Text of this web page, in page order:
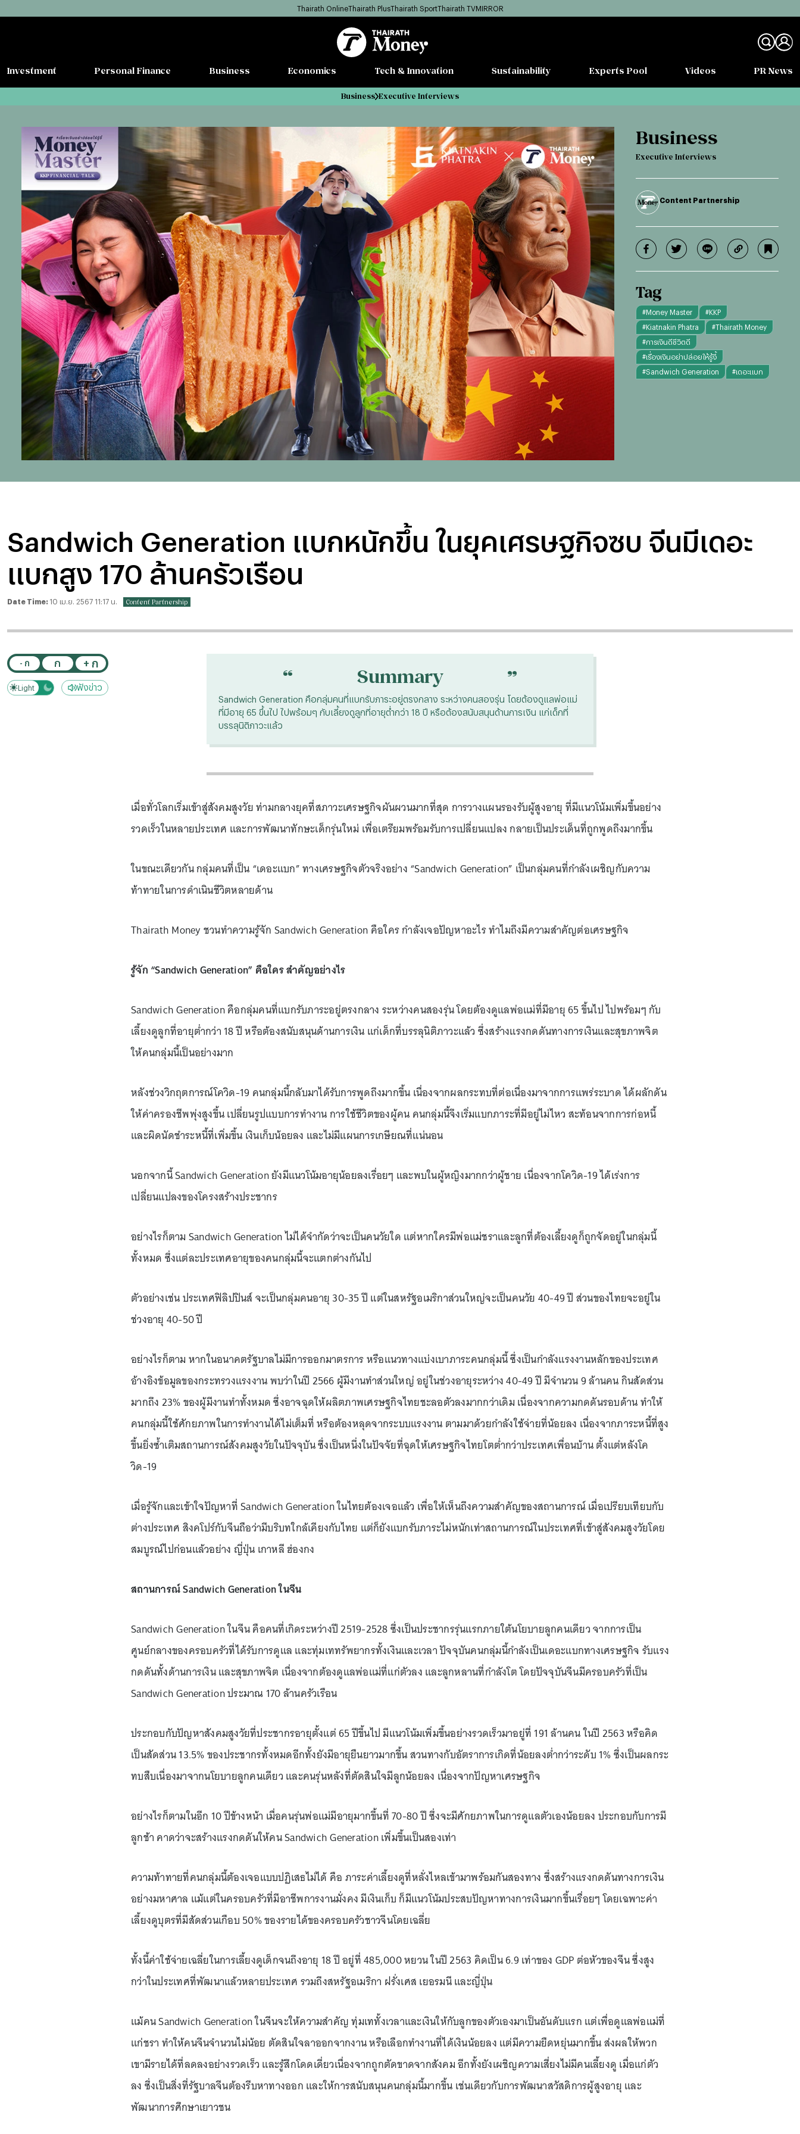
Thairath OnlineThairath PlusThairath SportThairath TVMIRROR
Investment Personal Finance Business Economics Tech & Innovation Sustainability Experts Pool Videos PR News
Business Executive Interviews
Business
Executive Interviews
Content Partnership
Tag
#Money Master #KKP
#Kiatnakin Phatra #Thairath Money
#การเงินดีชีวิตดี
#เรื่องเงินอย่าปล่อยให้รู้งี้
#Sandwich Generation #เดอะแบก
Sandwich Generation แบกหนักขึ้น ในยุคเศรษฐกิจซบ จีนมีเดอะ
แบกสูง 170 ล้านครัวเรือน
Date Time: 10 เม.ย. 2567 11:17 น. Content Partnership
- ก ก + ก
Dark
Light ฟังข่าว
“ Summary “
Sandwich Generation คือกลุ่มคนที่แบกรับภาระอยู่ตรงกลาง ระหว่างคนสองรุ่น โดยต้องดูแลพ่อแม่
ที่มีอายุ 65 ขึ้นไป ไปพร้อมๆ กับเลี้ยงดูลูกที่อายุต่ำกว่า 18 ปี หรือต้องสนับสนุนด้านการเงิน แก่เด็กที่
บรรลุนิติภาวะแล้ว
เมื่อทั่วโลกเริ่มเข้าสู่สังคมสูงวัย ท่ามกลางยุคที่สภาวะเศรษฐกิจผันผวนมากที่สุด การวางแผนรองรับผู้สูงอายุ ที่มีแนวโน้มเพิ่มขึ้นอย่าง
รวดเร็วในหลายประเทศ และการพัฒนาทักษะเด็กรุ่นใหม่ เพื่อเตรียมพร้อมรับการเปลี่ยนแปลง กลายเป็นประเด็นที่ถูกพูดถึงมากขึ้น
ในขณะเดียวกัน กลุ่มคนที่เป็น “เดอะแบก” ทางเศรษฐกิจตัวจริงอย่าง “Sandwich Generation” เป็นกลุ่มคนที่กำลังเผชิญกับความ
ท้าทายในการดำเนินชีวิตหลายด้าน
Thairath Money ชวนทำความรู้จัก Sandwich Generation คือใคร กำลังเจอปัญหาอะไร ทำไมถึงมีความสำคัญต่อเศรษฐกิจ
รู้จัก “Sandwich Generation” คือใคร สำคัญอย่างไร
Sandwich Generation คือกลุ่มคนที่แบกรับภาระอยู่ตรงกลาง ระหว่างคนสองรุ่น โดยต้องดูแลพ่อแม่ที่มีอายุ 65 ขึ้นไป ไปพร้อมๆ กับ
เลี้ยงดูลูกที่อายุต่ำกว่า 18 ปี หรือต้องสนับสนุนด้านการเงิน แก่เด็กที่บรรลุนิติภาวะแล้ว ซึ่งสร้างแรงกดดันทางการเงินและสุขภาพจิต
ให้คนกลุ่มนี้เป็นอย่างมาก
หลังช่วงวิกฤตการณ์โควิด-19 คนกลุ่มนี้กลับมาได้รับการพูดถึงมากขึ้น เนื่องจากผลกระทบที่ต่อเนื่องมาจากการแพร่ระบาด ได้ผลักดัน
ให้ค่าครองชีพพุ่งสูงขึ้น เปลี่ยนรูปแบบการทำงาน การใช้ชีวิตของผู้คน คนกลุ่มนี้จึงเริ่มแบกภาระที่มีอยู่ไม่ไหว สะท้อนจากการก่อหนี้
และผิดนัดชำระหนี้ที่เพิ่มขึ้น เงินเก็บน้อยลง และไม่มีแผนการเกษียณที่แน่นอน
นอกจากนี้ Sandwich Generation ยังมีแนวโน้มอายุน้อยลงเรื่อยๆ และพบในผู้หญิงมากกว่าผู้ชาย เนื่องจากโควิด-19 ได้เร่งการ
เปลี่ยนแปลงของโครงสร้างประชากร
อย่างไรก็ตาม Sandwich Generation ไม่ได้จำกัดว่าจะเป็นคนวัยใด แต่หากใครมีพ่อแม่ชราและลูกที่ต้องเลี้ยงดูก็ถูกจัดอยู่ในกลุ่มนี้
ทั้งหมด ซึ่งแต่ละประเทศอายุของคนกลุ่มนี้จะแตกต่างกันไป
ตัวอย่างเช่น ประเทศฟิลิปปินส์ จะเป็นกลุ่มคนอายุ 30-35 ปี แต่ในสหรัฐอเมริกาส่วนใหญ่จะเป็นคนวัย 40-49 ปี ส่วนของไทยจะอยู่ใน
ช่วงอายุ 40-50 ปี
อย่างไรก็ตาม หากในอนาคตรัฐบาลไม่มีการออกมาตรการ หรือแนวทางแบ่งเบาภาระคนกลุ่มนี้ ซึ่งเป็นกำลังแรงงานหลักของประเทศ
อ้างอิงข้อมูลของกระทรวงแรงงาน พบว่าในปี 2566 ผู้มีงานทำส่วนใหญ่ อยู่ในช่วงอายุระหว่าง 40-49 ปี มีจำนวน 9 ล้านคน กินสัดส่วน
มากถึง 23% ของผู้มีงานทำทั้งหมด ซึ่งอาจฉุดให้ผลิตภาพเศรษฐกิจไทยชะลอตัวลงมากกว่าเดิม เนื่องจากความกดดันรอบด้าน ทำให้
คนกลุ่มนี้ใช้ศักยภาพในการทำงานได้ไม่เต็มที่ หรือต้องหลุดจากระบบแรงงาน ตามมาด้วยกำลังใช้จ่ายที่น้อยลง เนื่องจากภาระหนี้ที่สูง
ขึ้นยิ่งซ้ำเติมสถานการณ์สังคมสูงวัยในปัจจุบัน ซึ่งเป็นหนึ่งในปัจจัยที่ฉุดให้เศรษฐกิจไทยโตต่ำกว่าประเทศเพื่อนบ้าน ตั้งแต่หลังโค
วิด-19
เมื่อรู้จักและเข้าใจปัญหาที่ Sandwich Generation ในไทยต้องเจอแล้ว เพื่อให้เห็นถึงความสำคัญของสถานการณ์ เมื่อเปรียบเทียบกับ
ต่างประเทศ สิงคโปร์กับจีนถือว่ามีบริบทใกล้เคียงกับไทย แต่ก็ยังแบกรับภาระไม่หนักเท่าสถานการณ์ในประเทศที่เข้าสู่สังคมสูงวัยโดย
สมบูรณ์ไปก่อนแล้วอย่าง ญี่ปุ่น เกาหลี ฮ่องกง
สถานการณ์ Sandwich Generation ในจีน
Sandwich Generation ในจีน คือคนที่เกิดระหว่างปี 2519-2528 ซึ่งเป็นประชากรรุ่นแรกภายใต้นโยบายลูกคนเดียว จากการเป็น
ศูนย์กลางของครอบครัวที่ได้รับการดูแล และทุ่มเททรัพยากรทั้งเงินและเวลา ปัจจุบันคนกลุ่มนี้กำลังเป็นเดอะแบกทางเศรษฐกิจ รับแรง
กดดันทั้งด้านการเงิน และสุขภาพจิต เนื่องจากต้องดูแลพ่อแม่ที่แก่ตัวลง และลูกหลานที่กำลังโต โดยปัจจุบันจีนมีครอบครัวที่เป็น
Sandwich Generation ประมาณ 170 ล้านครัวเรือน
ประกอบกับปัญหาสังคมสูงวัยที่ประชากรอายุตั้งแต่ 65 ปีขึ้นไป มีแนวโน้มเพิ่มขึ้นอย่างรวดเร็วมาอยู่ที่ 191 ล้านคน ในปี 2563 หรือคิด
เป็นสัดส่วน 13.5% ของประชากรทั้งหมดอีกทั้งยังมีอายุยืนยาวมากขึ้น สวนทางกับอัตราการเกิดที่น้อยลงต่ำกว่าระดับ 1% ซึ่งเป็นผลกระ
ทบสืบเนื่องมาจากนโยบายลูกคนเดียว และคนรุ่นหลังที่ตัดสินใจมีลูกน้อยลง เนื่องจากปัญหาเศรษฐกิจ
อย่างไรก็ตามในอีก 10 ปีข้างหน้า เมื่อคนรุ่นพ่อแม่มีอายุมากขึ้นที่ 70-80 ปี ซึ่งจะมีศักยภาพในการดูแลตัวเองน้อยลง ประกอบกับการมี
ลูกช้า คาดว่าจะสร้างแรงกดดันให้คน Sandwich Generation เพิ่มขึ้นเป็นสองเท่า
ความท้าทายที่คนกลุ่มนี้ต้องเจอแบบปฏิเสธไม่ได้ คือ ภาระค่าเลี้ยงดูที่หลั่งไหลเข้ามาพร้อมกันสองทาง ซึ่งสร้างแรงกดดันทางการเงิน
อย่างมหาศาล แม้แต่ในครอบครัวที่มีอาชีพการงานมั่งคง มีเงินเก็บ ก็มีแนวโน้มประสบปัญหาทางการเงินมากขึ้นเรื่อยๆ โดยเฉพาะค่า
เลี้ยงดูบุตรที่มีสัดส่วนเกือบ 50% ของรายได้ของครอบครัวชาวจีนโดยเฉลี่ย
ทั้งนี้ค่าใช้จ่ายเฉลี่ยในการเลี้ยงดูเด็กจนถึงอายุ 18 ปี อยู่ที่ 485,000 หยวน ในปี 2563 คิดเป็น 6.9 เท่าของ GDP ต่อหัวของจีน ซึ่งสูง
กว่าในประเทศที่พัฒนาแล้วหลายประเทศ รวมถึงสหรัฐอเมริกา ฝรั่งเศส เยอรมนี และญี่ปุ่น
แม้คน Sandwich Generation ในจีนจะให้ความสำคัญ ทุ่มเททั้งเวลาและเงินให้กับลูกของตัวเองมาเป็นอันดับแรก แต่เพื่อดูแลพ่อแม่ที่
แก่ชรา ทำให้คนจีนจำนวนไม่น้อย ตัดสินใจลาออกจากงาน หรือเลือกทำงานที่ได้เงินน้อยลง แต่มีความยืดหยุ่นมากขึ้น ส่งผลให้พวก
เขามีรายได้ที่ลดลงอย่างรวดเร็ว และรู้สึกโดดเดี่ยวเนื่องจากถูกตัดขาดจากสังคม อีกทั้งยังเผชิญความเสี่ยงไม่มีคนเลี้ยงดู เมื่อแก่ตัว
ลง ซึ่งเป็นสิ่งที่รัฐบาลจีนต้องรีบหาทางออก และให้การสนับสนุนคนกลุ่มนี้มากขึ้น เช่นเดียวกับการพัฒนาสวัสดิการผู้สูงอายุ และ
พัฒนาการศึกษาเยาวชน